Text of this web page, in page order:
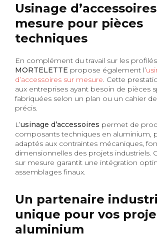
Usinage
mesure pour pièces
techniques
En complément du travail sur les
MORTELETTE propose également l’
d’accessoires sur mesure. Cette
aux entreprises ayant besoin de pièces
fabriquées selon un plan ou un cahier
précis.
L’usinage d’accessoires permet de
composants techniques en aluminium,
adaptés aux contraintes mécaniques,
dimensionnelles des projets industriels.
sur mesure garantit une intégration
assemblages finaux.
Un partenaire
unique pour vos
aluminium